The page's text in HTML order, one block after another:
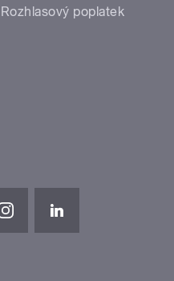
Rozhlasový poplatek